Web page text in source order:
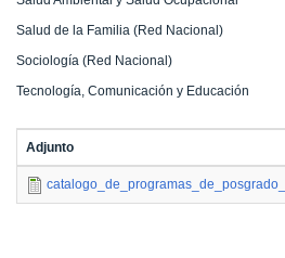
Salud de la Familia (Red Nacional)
Sociología (Red Nacional)
Tecnología, Comunicación y Educación
Adjunto